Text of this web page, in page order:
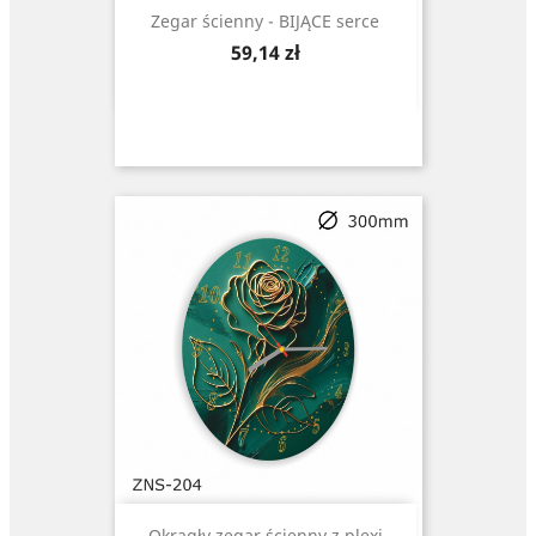
Zegar ścienny - BIJĄCE serce
Cena
59,14 zł